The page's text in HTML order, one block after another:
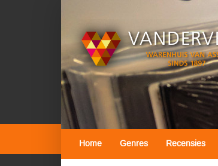
Home
Genres Recensies